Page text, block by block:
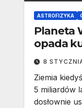
ASTROFIZYKA
Planeta
opada
8
Ziemia
5 miliardów
dosłownie